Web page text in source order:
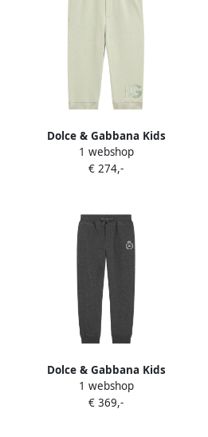
Dolce & Gabbana Kids
Trainingsbroek met
geborduurd logo Groen
1 webshop
€ 274,-
Dolce & Gabbana Kids
Trainingsbroek met
elastische cuffs Grijs
1 webshop
€ 369,-